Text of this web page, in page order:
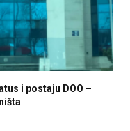
i postaju DOO –